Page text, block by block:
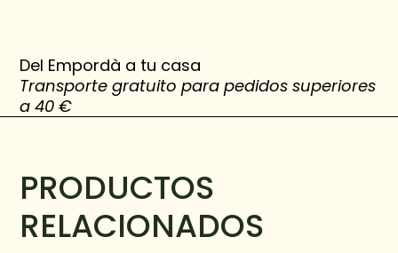
Del Empordà a tu casa
Transporte gratuito para pedidos superiores
a 40 €
PRODUCTOS
RELACIONADOS